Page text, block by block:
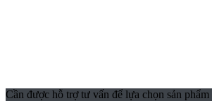
Cần được hỗ trợ tư vấn để lựa chọn sản phẩm